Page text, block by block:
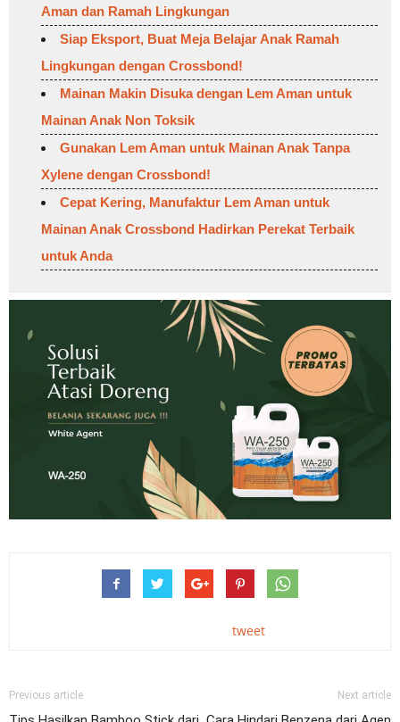
Aman dan Ramah Lingkungan
Siap Eksport, Buat Meja Belajar Anak Ramah
Lingkungan dengan Crossbond!
Mainan Makin Disuka dengan Lem Aman untuk
Mainan Anak Non Toksik
Gunakan Lem Aman untuk Mainan Anak Tanpa
Xylene dengan Crossbond!
Cepat Kering, Manufaktur Lem Aman untuk
Mainan Anak Crossbond Hadirkan Perekat Terbaik
untuk Anda
tweet
Previous article Next article